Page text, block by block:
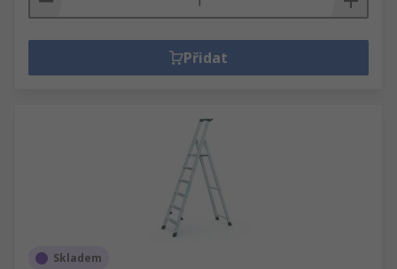
Přidat
Skladem